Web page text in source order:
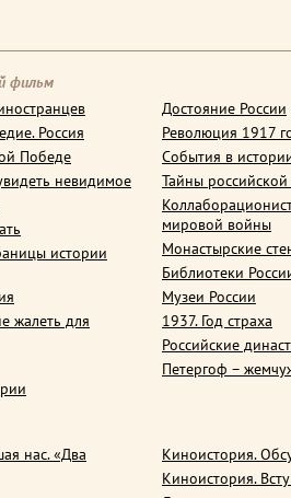
фильм
Россия
Победе
невидимое
истории
жалеть для
Достояние России
Революция 1917
События в
Тайны
мировой войны
Монастырские
Библиотеки
Музеи России
1937. Год страха
Российские
Петергоф –
нас. «Два
Киноистория.
Киноистория.